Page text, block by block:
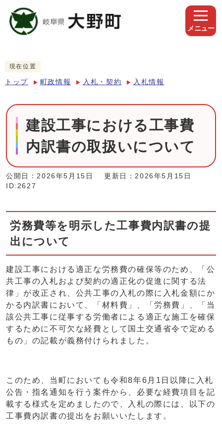
メニュー
現在位置
トップ 町政情報 入札・契約 入札情報
建設工事における工事費
内訳書の取扱いについて
公開日：2026年5月15日
更新日：2026年5月15日
ID:2627
労務費等を明示した工事費内訳書の提
出について
建設工事における適正な労務費の確保等のため、「公
共工事の入札および契約の適正化の促進に関する法
律」が改正され、公共工事の入札の際に入札金額にか
かる内訳書において、「材料費」、「労務費」、「当
該公共工事に従事する労働者による適正な施工を確保
するために不可欠な経費として国土交通省令で定める
もの」の記載が義務付けられました。
このため、当町においても令和8年6月1日以降に入札
公告・指名通知を行う案件から、必要な経費項目を記
載する様式を定めましたので、入札の際には、以下の
工事費内訳書の提出をお願いいたします。